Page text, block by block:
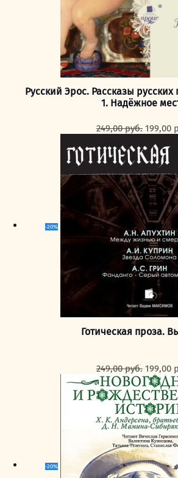
Русский Эрос. Рассказы
1. Надёжное
249,00руб.
249,00
199,00
-20%
Готическая проза.
249,00руб.
цена
249,00
199,00
-20%